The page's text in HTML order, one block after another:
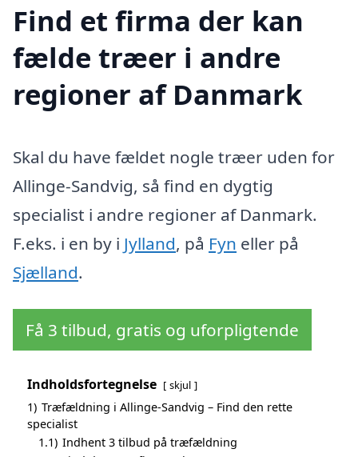
Find et firma der kan
fælde træer i andre
regioner af Danmark
Skal du have fældet nogle træer uden for
Allinge-Sandvig, så find en dygtig
specialist i andre regioner af Danmark.
F.eks. i en by i Jylland, på Fyn eller på
Sjælland.
Få 3 tilbud, gratis og uforpligtende
Indholdsfortegnelse skjul
1) Træfældning i Allinge-Sandvig – Find den rette
specialist
1.1) Indhent 3 tilbud på træfældning